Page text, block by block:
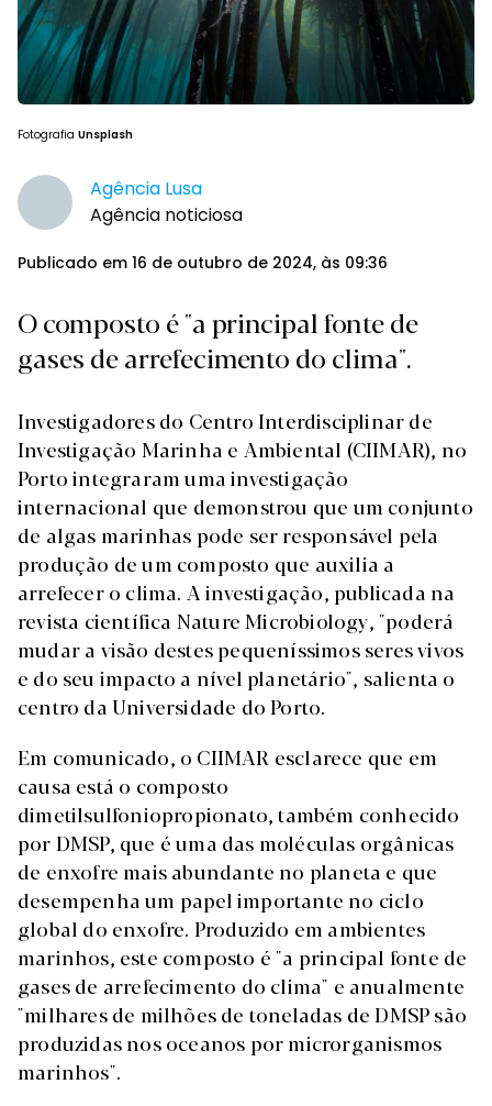
Fotografia Unsplash
Agência Lusa
Agência noticiosa
Publicado em 16 de outubro de 2024, às 09:36
O composto é "a principal fonte de
gases de arrefecimento do clima".
Investigadores do Centro Interdisciplinar de
Investigação Marinha e Ambiental (CIIMAR), no
Porto integraram uma investigação
internacional que demonstrou que um conjunto
de algas marinhas pode ser responsável pela
produção de um composto que auxilia a
arrefecer o clima. A investigação, publicada na
revista científica Nature Microbiology, "poderá
mudar a visão destes pequeníssimos seres vivos
e do seu impacto a nível planetário", salienta o
centro da Universidade do Porto.
Em comunicado, o CIIMAR esclarece que em
causa está o composto
dimetilsulfoniopropionato, também conhecido
por DMSP, que é uma das moléculas orgânicas
de enxofre mais abundante no planeta e que
desempenha um papel importante no ciclo
global do enxofre. Produzido em ambientes
marinhos, este composto é "a principal fonte de
gases de arrefecimento do clima" e anualmente
"milhares de milhões de toneladas de DMSP são
produzidas nos oceanos por microrganismos
marinhos".